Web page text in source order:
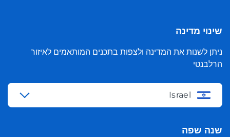
שינוי מדינה
ניתן לשנות את המדינה ולצפות בתכנים המותאמים לאיזור
הרלבנטי
Israel
שנה שפה